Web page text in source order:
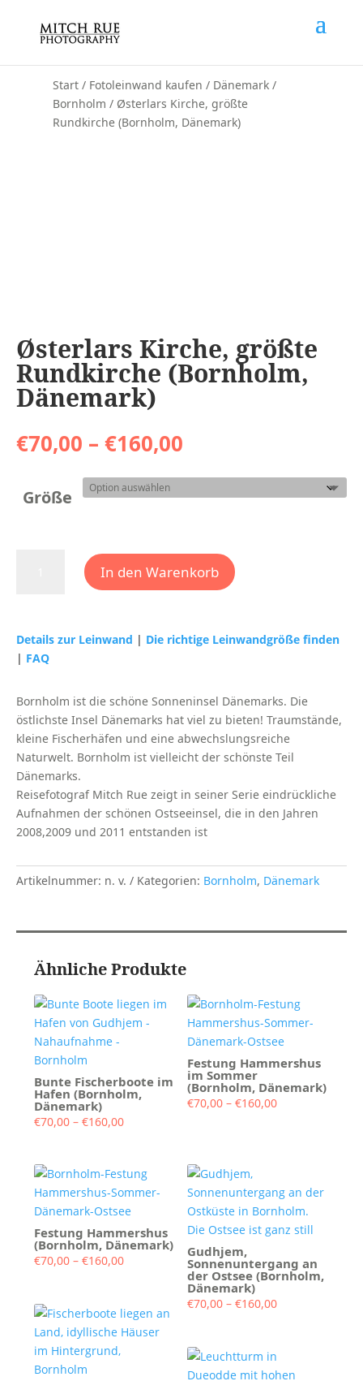
Start/ Fotoleinwand kaufen / Dänemark/
Bornholm / Østerlars Kirche, größte
Rundkirche (Bornholm, Dänemark)
Østerlars Kirche, größte
Rundkirche (Bornholm,
Dänemark)
€70,00 – €160,00
bis
€160,00
Größe
(Bornholm,
Dänemark)
Menge
In den Warenkorb
Details zur Leinwand | Die richtige Leinwandgröße finden
| FAQ
Bornholm ist die schöne Sonneninsel Dänemarks. Die
östlichste Insel Dänemarks hat viel zu bieten! Traumstände,
kleine Fischerhäfen und eine abwechslungsreiche
Naturwelt. Bornholm ist vielleicht der schönste Teil
Dänemarks.
Reisefotograf Mitch Rue zeigt in seiner Serie eindrückliche
Aufnahmen der schönen Ostseeinsel, die in den Jahren
2008,2009 und 2011 entstanden ist
Artikelnummer: n. v. Kategorien: Bornholm, Dänemark
Ähnliche Produkte
Bunte Fischerboote im
Hafen (Bornholm,
Dänemark)
€70,00 – €160,00Preisspanne:
€160,00
Festung Hammershus
im Sommer
(Bornholm, Dänemark)
€70,00 –€160,00Preisspanne:
Festung Hammershus
(Bornholm, Dänemark)
€70,00 – €160,00Preisspanne:
€160,00
Gudhjem,
Sonnenuntergang an
der Ostsee (Bornholm,
Dänemark)
€70,00 –€160,00Preisspanne: